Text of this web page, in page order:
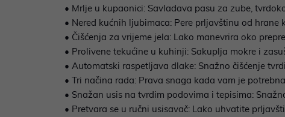
• Mrlje u kupaonici: Savladava pasu za zube,
• Nered kućnih ljubimaca: Pere prljavštinu od
• Čišćenja za vrijeme jela: Lako manevrira oko
• Prolivene tekućine u kuhinji: Sakuplja mokre i
• Automatski raspetljava dlake: Snažno čišćenje
• Tri načina rada: Prava snaga kada vam je
• Snažan usis na tvrdim podovima i tepisima:
• Pretvara se u ručni usisavač: Lako uhvatite